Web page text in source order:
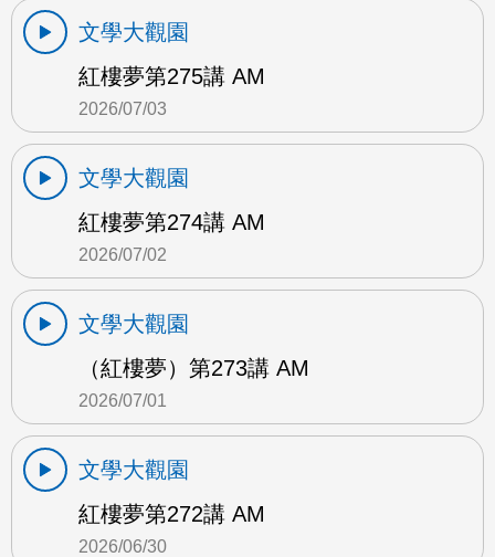
文學大觀園
紅樓夢第275講 AM
2026/07/03
文學大觀園
紅樓夢第274講 AM
2026/07/02
文學大觀園
（紅樓夢）第273講 AM
2026/07/01
文學大觀園
紅樓夢第272講 AM
2026/06/30